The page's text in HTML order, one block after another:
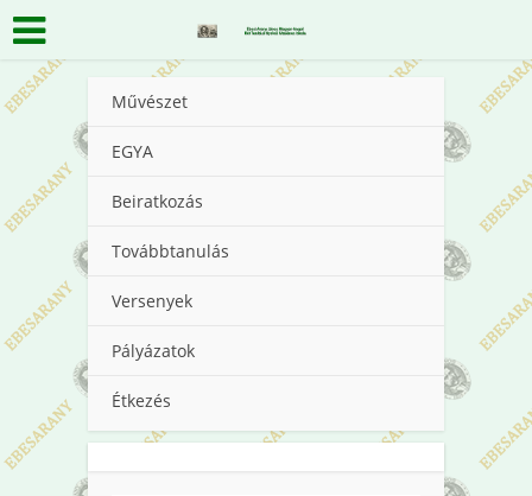
Művészet
EGYA
Beiratkozás
Továbbtanulás
Versenyek
Pályázatok
Étkezés